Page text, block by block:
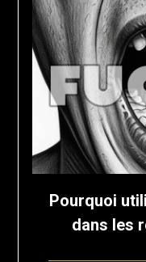
Pourquoi
dans les